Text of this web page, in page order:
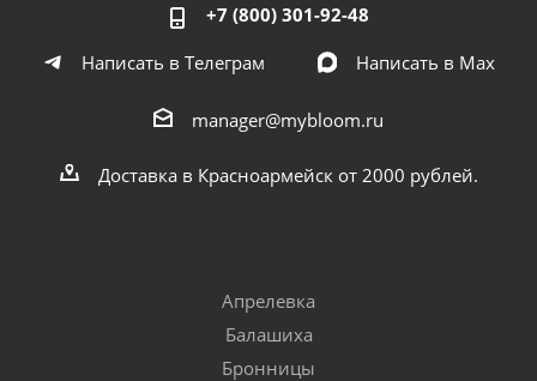
+7 (800) 301-92-48
Написать в Телеграм
Написать в Мах
manager@mybloom.ru
Доставка в Красноармейск от 2000 рублей.
Апрелевка
Балашиха
Бронницы